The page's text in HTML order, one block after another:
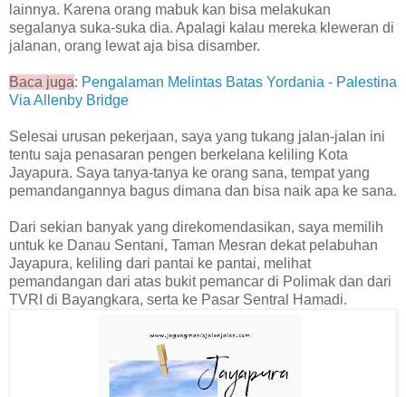
lainnya. Karena orang mabuk kan bisa melakukan
segalanya suka-suka dia. Apalagi kalau mereka kleweran di
jalanan, orang lewat aja bisa disamber.
Baca juga: Pengalaman Melintas Batas Yordania - Palestina
Via Allenby Bridge
Selesai urusan pekerjaan, saya yang tukang jalan-jalan ini
tentu saja penasaran pengen berkelana keliling Kota
Jayapura. Saya tanya-tanya ke orang sana, tempat yang
pemandangannya bagus dimana dan bisa naik apa ke sana.
Dari sekian banyak yang direkomendasikan, saya memilih
untuk ke Danau Sentani, Taman Mesran dekat pelabuhan
Jayapura, keliling dari pantai ke pantai, melihat
pemandangan dari atas bukit pemancar di Polimak dan dari
TVRI di Bayangkara, serta ke Pasar Sentral Hamadi.